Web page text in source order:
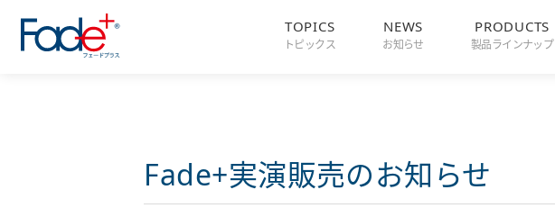
トピックス
TOPICS
お知らせ
NEWS
製品ラインナップ
PRODUCTS
Fade+実演販売のお知らせ